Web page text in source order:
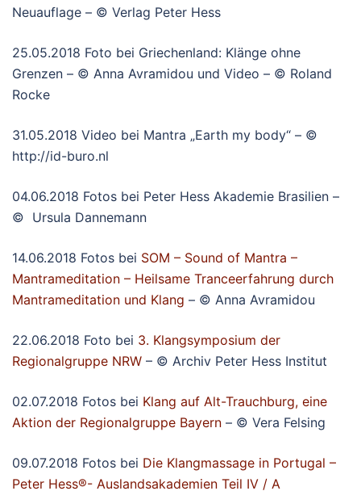
Neuauflage – © Verlag Peter Hess
25.05.2018 Foto bei Griechenland: Klänge ohne
Grenzen – © Anna Avramidou und Video – © Roland
Rocke
31.05.2018 Video bei Mantra „Earth my body“ – ©
http://id-buro.nl
04.06.2018 Fotos bei Peter Hess Akademie Brasilien –
© Ursula Dannemann
14.06.2018 Fotos bei SOM – Sound of Mantra –
Mantrameditation – Heilsame Tranceerfahrung durch
Mantrameditation und Klang – © Anna Avramidou
22.06.2018 Foto bei 3. Klangsymposium der
Regionalgruppe NRW – © Archiv Peter Hess Institut
02.07.2018 Fotos bei Klang auf Alt-Trauchburg, eine
Aktion der Regionalgruppe Bayern – © Vera Felsing
09.07.2018 Fotos bei Die Klangmassage in Portugal –
Peter Hess®- Auslandsakademien Teil IV / A